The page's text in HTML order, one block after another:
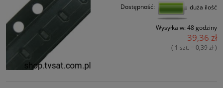
Dostępność: duża ilość
Wysyłka w: 48 godziny
39,36 zł
( 1 szt. = 0,39 zł )